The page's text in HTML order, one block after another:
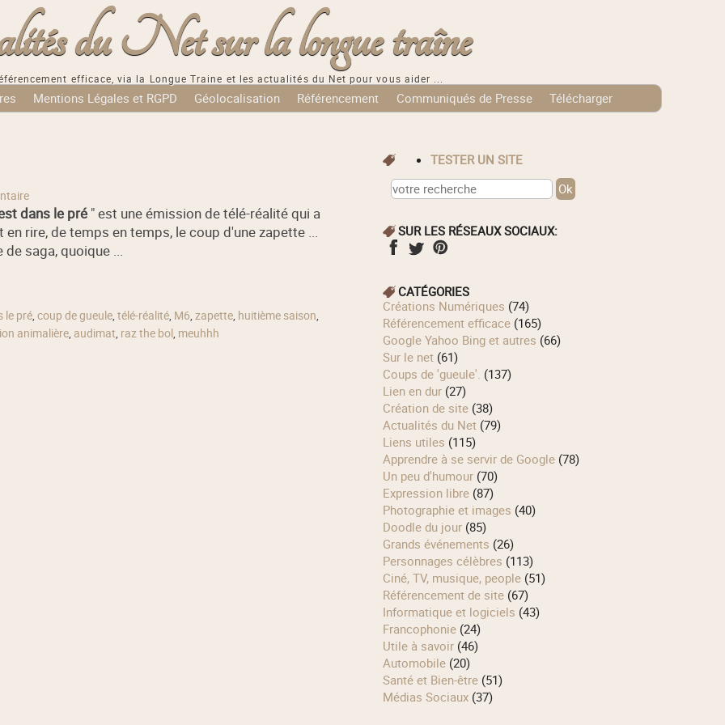
du Net sur la longue traîne
efficace, via la Longue Traine et les actualités du Net pour vous aider ...
Mentions Légales et RGPD Géolocalisation Référencement Communiqués de Presse
Télécharger
dans le pré" est une émission de télé-réalité qui a
rire, de temps en temps, le coup d'une zapette ...
saga, quoique ...
le pré, coup de gueule, télé-réalité, M6, zapette, huitième saison,
animalière, audimat, raz the bol, meuhhh
TESTER UN SITE
SUR LES RÉSEAUX SOCIAUX:
CATÉGORIES
Créations Numériques (74)
Référencement efficace(165)
Google Yahoo Bing et autres (66)
Sur le net(61)
Coups de 'gueule'. (137)
Lien en dur(27)
Création de site(38)
Actualités du Net(79)
Liens utiles (115)
Apprendre à se servir de Google(78)
Un peu d'humour(70)
Expression libre(87)
Photographie et images (40)
Doodle du jour(85)
Grands événements (26)
Personnages célèbres (113)
Ciné, TV, musique, people(51)
Référencement de site(67)
Informatique et logiciels (43)
Francophonie(24)
Utile à savoir(46)
Automobile(20)
Santé et Bien-être(51)
Médias Sociaux(37)